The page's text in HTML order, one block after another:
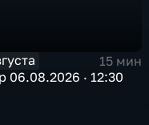
15 мин
06.08.2026 · 12:30